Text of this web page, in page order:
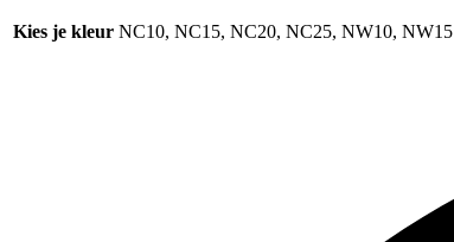
Kies je kleur NC10, NC15, NC20, NC25, NW10, NW15